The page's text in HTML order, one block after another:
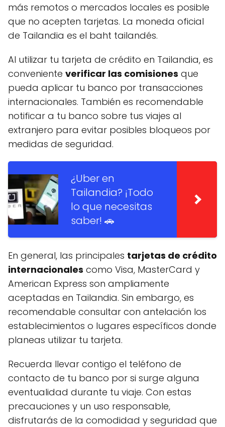
más remotos o mercados locales es posible
que no acepten tarjetas. La moneda oficial
de Tailandia es el baht tailandés.
Al utilizar tu tarjeta de crédito en Tailandia, es
conveniente verificar las comisiones que
pueda aplicar tu banco por transacciones
internacionales. También es recomendable
notificar a tu banco sobre tus viajes al
extranjero para evitar posibles bloqueos por
medidas de seguridad.
¿Uber en
Tailandia? ¡Todo
lo que necesitas
saber! 🚗
En general, las principales tarjetas de crédito
internacionales como Visa, MasterCard y
American Express son ampliamente
aceptadas en Tailandia. Sin embargo, es
recomendable consultar con antelación los
establecimientos o lugares específicos donde
planeas utilizar tu tarjeta.
Recuerda llevar contigo el teléfono de
contacto de tu banco por si surge alguna
eventualidad durante tu viaje. Con estas
precauciones y un uso responsable,
disfrutarás de la comodidad y seguridad que